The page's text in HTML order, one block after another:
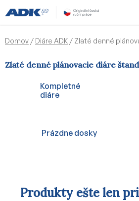
na
obsah
Domov / Diáre ADK / Zlaté denné
Zlaté denné plánovacie diáre
Kompletné
diáre
Prázdne dosky
Produkty ešte len